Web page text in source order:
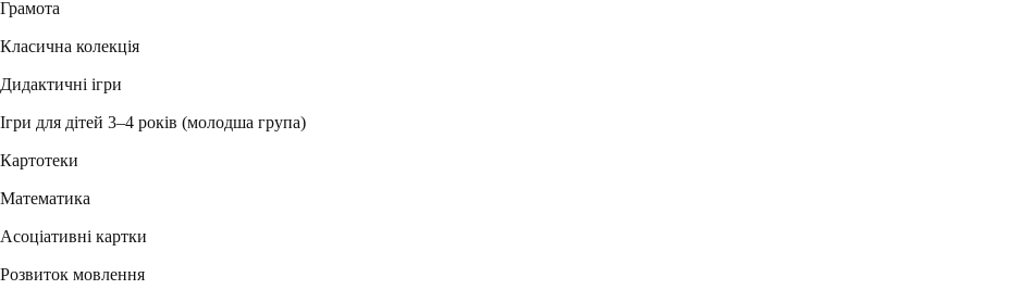
Грамота
Класична колекція
Дидактичні ігри
Ігри для дітей 3–4 років (молодша група)
Картотеки
Математика
Асоціативні картки
Розвиток мовлення